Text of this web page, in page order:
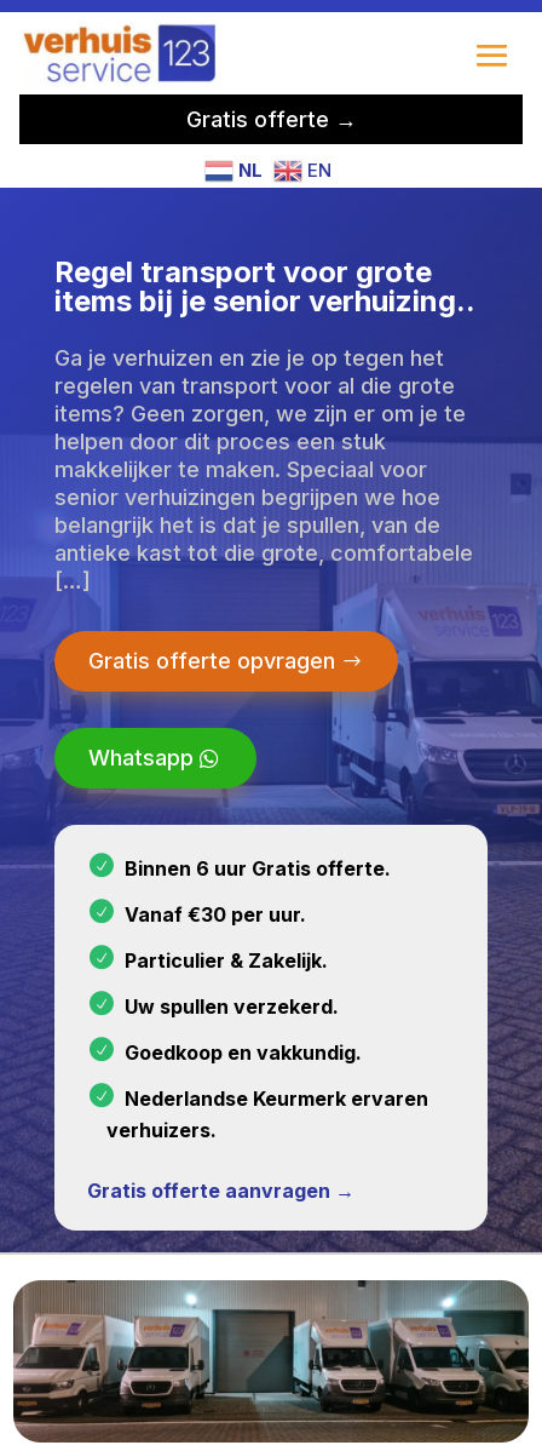
Gratis offerte →
NL EN
Regel transport voor grote
items bij je senior verhuizing.​.
Ga je verhuizen en zie je op tegen het
regelen van transport voor al die grote
items? Geen zorgen, we zijn er om je te
helpen door dit proces een stuk
makkelijker te maken. Speciaal voor
senior verhuizingen begrijpen we hoe
belangrijk het is dat je spullen, van de
antieke kast tot die grote, comfortabele
[…]
Gratis offerte opvragen
Whatsapp
Binnen 6 uur Gratis offerte.
Vanaf €30 per uur.
Particulier & Zakelijk.
Uw spullen verzekerd.
Goedkoop en vakkundig.
Nederlandse Keurmerk ervaren
verhuizers.
Gratis offerte aanvragen →